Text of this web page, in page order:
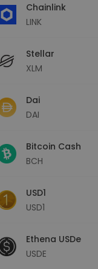
Chainlink
LINK
Stellar
XLM
Dai
DAI
Bitcoin Cash
BCH
USD1
USD1
Ethena USDe
USDE